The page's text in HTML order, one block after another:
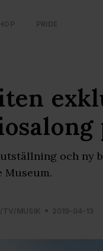
PRIDE
och ny
Museum.
TV/MUSIK 2019-04-13